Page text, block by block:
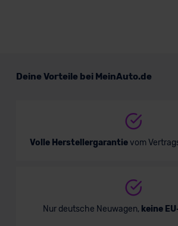
Deine Vorteile bei MeinAuto.de
Volle Herstellergarantievom
Nur deutsche Neuwagen, keine